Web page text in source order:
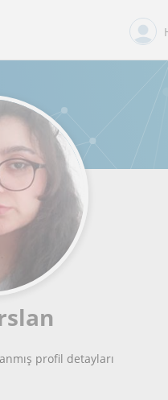
profil detayları